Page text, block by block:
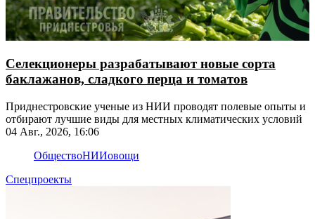
Селекционеры разрабатывают новые сорта
баклажанов, сладкого перца и томатов
Приднестровские ученые из НИИ проводят полевые опыты и
отбирают лучшие виды для местных климатических условий
04 Авг., 2026, 16:06
ОбществоНИИовощи
Спецпроекты